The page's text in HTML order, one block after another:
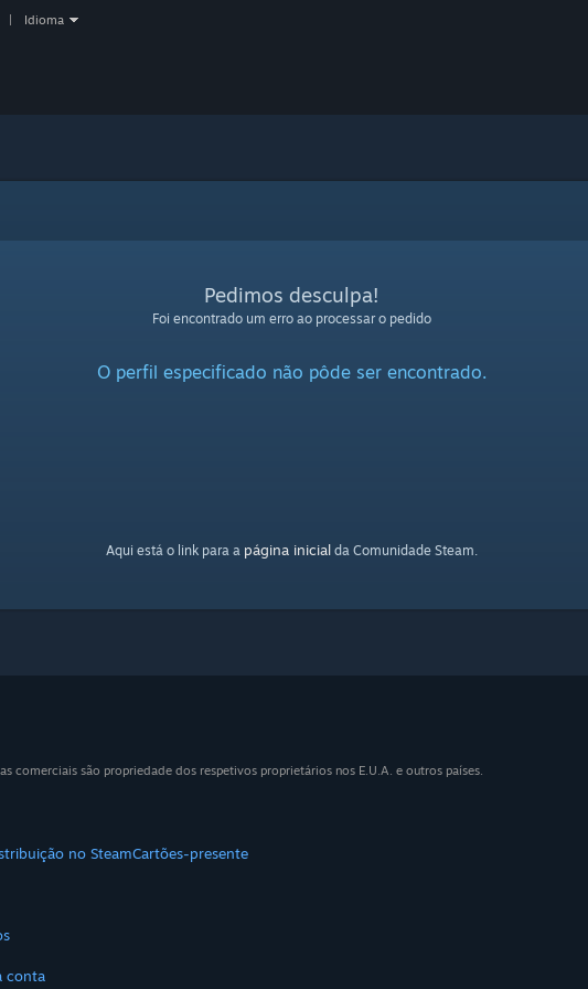
Idioma
Pedimos desculpa!
Foi encontrado um erro ao processar o pedido
O perfil especificado não pôde ser encontrado.
Aqui está o link para a página inicial da Comunidade Steam.
comerciais são propriedade dos respetivos proprietários nos E.U.A. e outros países.
no SteamCartões-presente
conta